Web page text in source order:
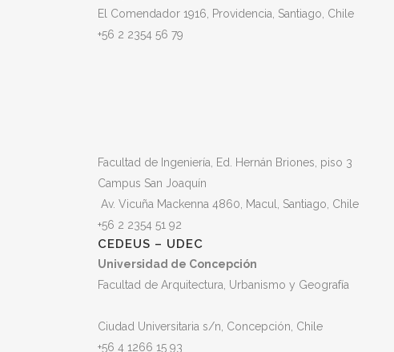
El Comendador 1916, Providencia, Santiago, Chile
+56 2 2354 56 79
Facultad de Ingeniería, Ed. Hernán Briones, piso 3
Campus San Joaquín
Av. Vicuña Mackenna 4860, Macul
, Santiago, Chile
+56 2 2354 51 92
CEDEUS – UDEC
Universidad de Concepción
Facultad de Arquitectura, Urbanismo y Geografía
Ciudad Universitaria s/n, Concepción, Chile
+56 4 1266 15 93